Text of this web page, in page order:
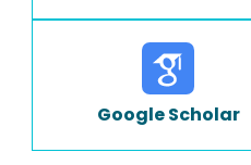
Google Scholar